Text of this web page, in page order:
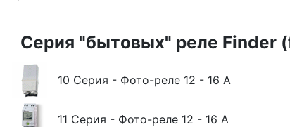
Серия "бытовых" реле Finder
10 Серия - Фото-реле 12 - 16 A
11 Серия - Фото-реле 12 - 16 A